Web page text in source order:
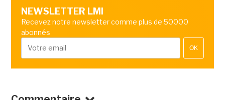
NEWSLETTER LMI
Recevez notre newsletter comme plus de 50000
abonnés
OK